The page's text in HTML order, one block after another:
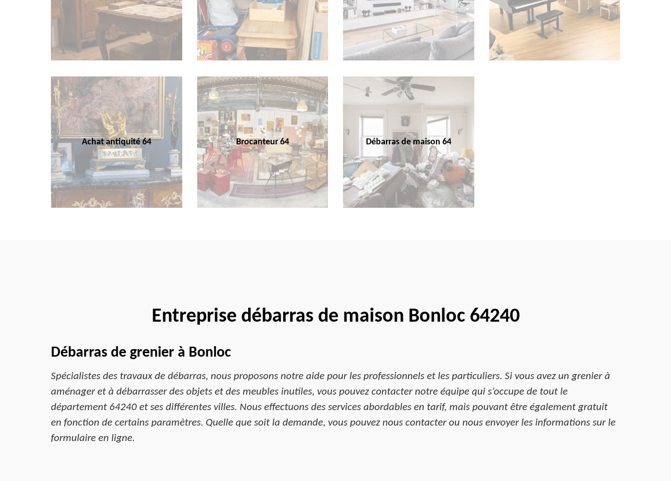
Achat antiquité 64 Brocanteur 64 Débarras de maison 64
Entreprise débarras de maison Bonloc 64240
Débarras de grenier à Bonloc
Spécialistes des travaux de débarras, nous proposons notre aide pour les professionnels et les particuliers. Si vous avez un grenier à
aménager et à débarrasser des objets et des meubles inutiles, vous pouvez contacter notre équipe qui s’occupe de tout le
département 64240 et ses différentes villes. Nous effectuons des services abordables en tarif, mais pouvant être également gratuit
en fonction de certains paramètres. Quelle que soit la demande, vous pouvez nous contacter ou nous envoyer les informations sur le
formulaire en ligne.